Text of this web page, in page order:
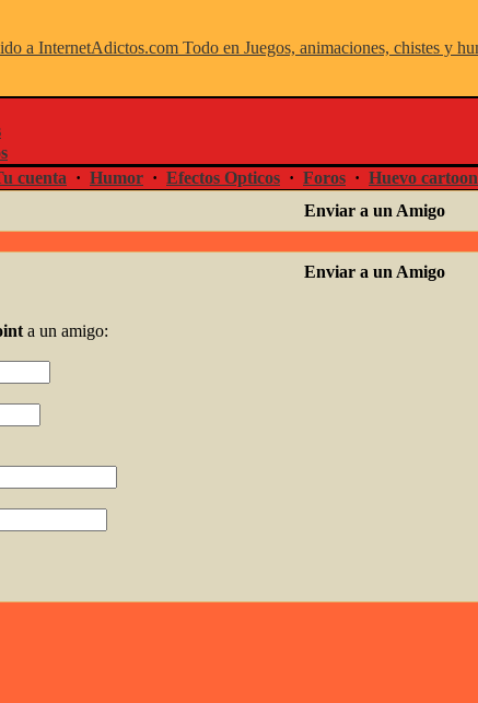
cuenta · Humor · Efectos Opticos · Foros · Huevo cartoon
Enviar a un Amigo
Enviar a un Amigo
a un amigo: